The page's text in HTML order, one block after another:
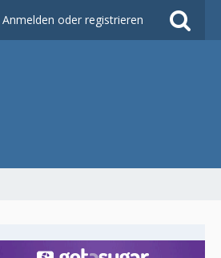
Anmelden oder registrieren